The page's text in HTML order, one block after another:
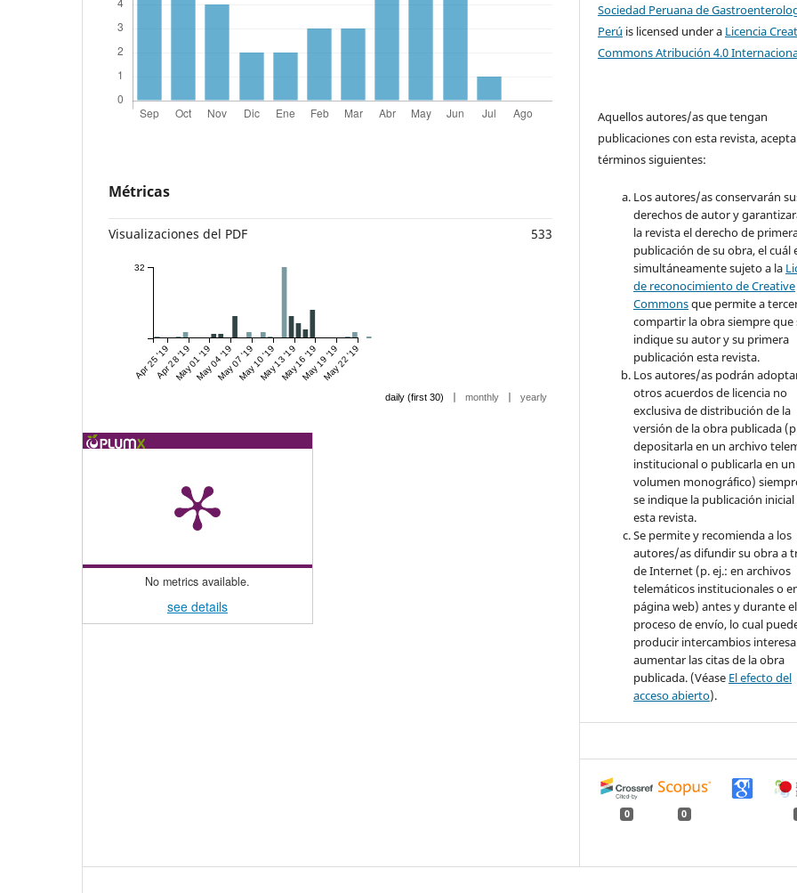
Métricas
Visualizaciones del PDF 533
Apr 25 '19Apr 28 '19May 01 '19May 04 '19May 07 '19May 10 '19May 13 '19May 16 '19May 19 '19May 22 '19
32
daily (first 30) | monthly | yearly
No metrics available.
see details
Sociedad Peruana de
Perú is licensed under a Licencia
Commons Atribución 4.0
Aquellos autores/as que tengan
publicaciones con esta revista,
términos siguientes:
Los autores/as conservarán
derechos de autor y
la revista el derecho de
publicación de su obra, el cuál
simultáneamente sujeto a la
de reconocimiento de Creative
Commonsque permite a
compartir la obra siempre que
indique su autor y su primera
publicación esta revista.
Los autores/as podrán
otros acuerdos de licencia no
exclusiva de distribución de la
versión de la obra publicada
depositarla en un archivo
institucional o publicarla en un
volumen monográfico)
se indique la publicación inicial
esta revista.
Se permite y recomienda a los
autores/as difundir su obra a
de Internet (p. ej.: en archivos
telemáticos institucionales o
página web) antes y durante el
proceso de envío, lo cual
producir intercambios
aumentar las citas de la obra
publicada. (Véase El efecto del
acceso abierto).
0 0